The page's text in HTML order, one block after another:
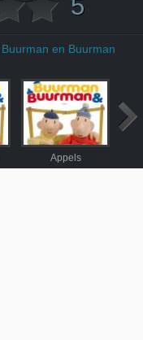
5
Buurman en Buurman
Appels